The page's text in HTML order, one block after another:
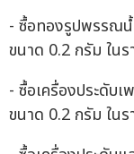
- ซื้อทองรูปพรรณ
ขนาด 0.2 กรัม ใน
- ซื้อเครื่องประดับ
ขนาด 0.2 กรัม ใน